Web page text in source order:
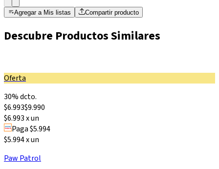
Agregar a Mis listas Compartir producto
Descubre Productos Similares
Oferta
30% dcto.
$6.993$9.990
$6.993 x un
Paga $5.994
$5.994 x un
Paw Patrol